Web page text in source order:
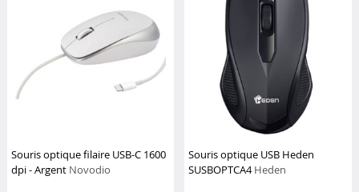
Souris optique filaire USB-C 1600
dpi - Argent Novodio
Souris optique USB Heden
SUSBOPTCA4Heden